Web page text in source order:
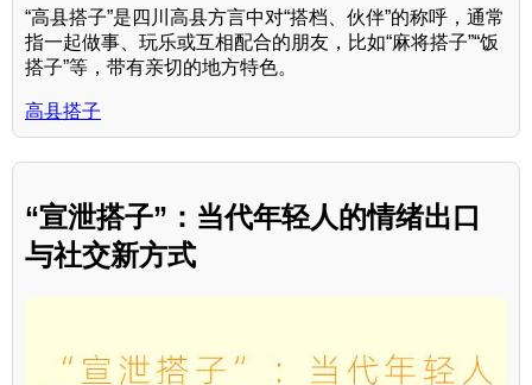
“高县搭子”是四川高县方言中对“搭档、伙伴”的称呼，通常
指一起做事、玩乐或互相配合的朋友，比如“麻将搭子”“饭
搭子”等，带有亲切的地方特色。
高县搭子
“宣泄搭子”：当代年轻人的情绪出口
与社交新方式